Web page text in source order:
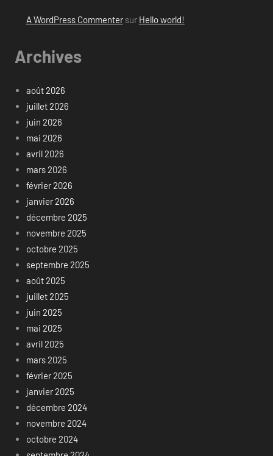
A WordPress Commentersur Hello world!
Archives
août 2026
juillet 2026
juin 2026
mai 2026
avril 2026
mars 2026
février 2026
janvier 2026
décembre 2025
novembre 2025
octobre 2025
septembre 2025
août 2025
juillet 2025
juin 2025
mai 2025
avril 2025
mars 2025
février 2025
janvier 2025
décembre 2024
novembre 2024
octobre 2024